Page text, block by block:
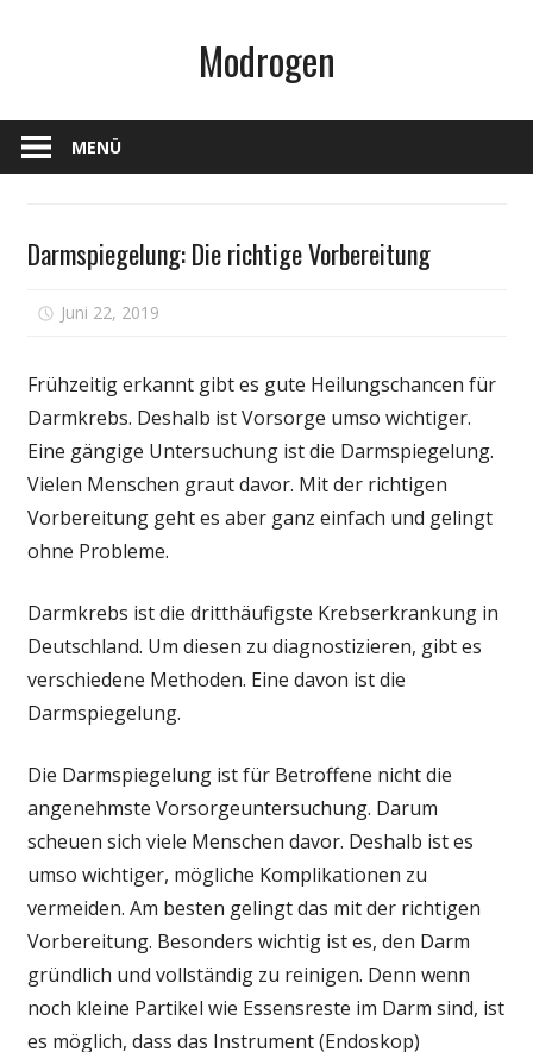
Modrogen
MENÜ
Gesundheit
Darmspiegelung: Die richtige Vorbereitung
Juni 22, 2019
richtige
Vorbereitung
Frühzeitig erkannt gibt es gute Heilungschancen für
Darmkrebs. Deshalb ist Vorsorge umso wichtiger.
Eine gängige Untersuchung ist die Darmspiegelung.
Vielen Menschen graut davor. Mit der richtigen
Vorbereitung geht es aber ganz einfach und gelingt
ohne Probleme.
Darmkrebs ist die dritthäufigste Krebserkrankung in
Deutschland. Um diesen zu diagnostizieren, gibt es
verschiedene Methoden. Eine davon ist die
Darmspiegelung.
Die Darmspiegelung ist für Betroffene nicht die
angenehmste Vorsorgeuntersuchung. Darum
scheuen sich viele Menschen davor. Deshalb ist es
umso wichtiger, mögliche Komplikationen zu
vermeiden. Am besten gelingt das mit der richtigen
Vorbereitung. Besonders wichtig ist es, den Darm
gründlich und vollständig zu reinigen. Denn wenn
noch kleine Partikel wie Essensreste im Darm sind, ist
es möglich, dass das Instrument (Endoskop)